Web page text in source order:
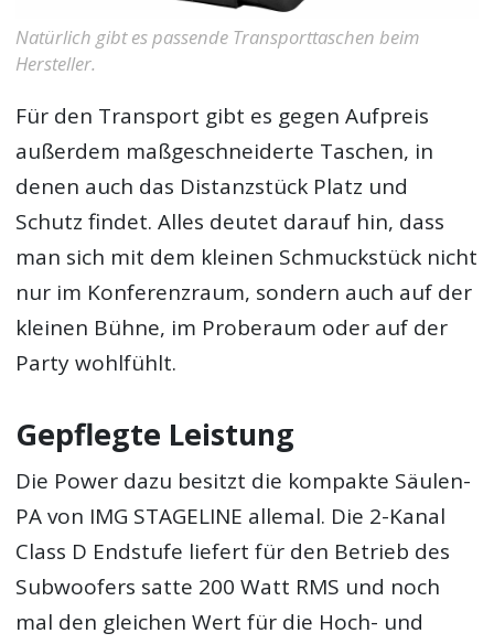
Natürlich gibt es passende Transporttaschen beim
Hersteller.
Für den Transport gibt es gegen Aufpreis
außerdem maßgeschneiderte Taschen, in
denen auch das Distanzstück Platz und
Schutz findet. Alles deutet darauf hin, dass
man sich mit dem kleinen Schmuckstück nicht
nur im Konferenzraum, sondern auch auf der
kleinen Bühne, im Proberaum oder auf der
Party wohlfühlt.
Gepflegte Leistung
Die Power dazu besitzt die kompakte Säulen-
PA von IMG STAGELINE allemal. Die 2-Kanal
Class D Endstufe liefert für den Betrieb des
Subwoofers satte 200 Watt RMS und noch
mal den gleichen Wert für die Hoch- und